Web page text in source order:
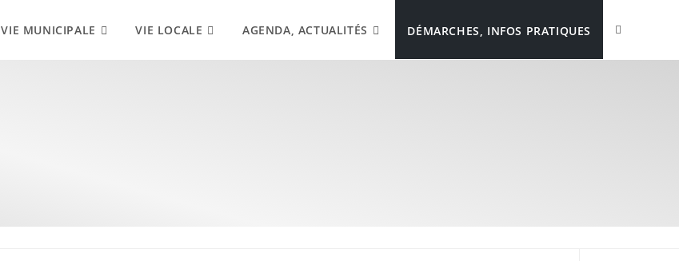
VIE MUNICIPALE VIE LOCALE AGENDA, ACTUALITÉS DÉMARCHES, INFOS PRATIQUES